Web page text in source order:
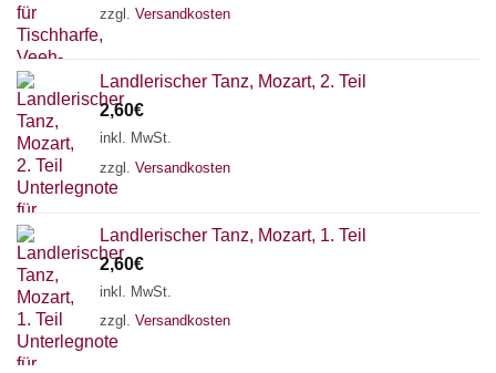
zzgl. Versandkosten
Landlerischer Tanz, Mozart, 2. Teil
2,60€
inkl. MwSt.
zzgl. Versandkosten
Landlerischer Tanz, Mozart, 1. Teil
2,60€
inkl. MwSt.
zzgl. Versandkosten
Chat Support
18 SAITEN